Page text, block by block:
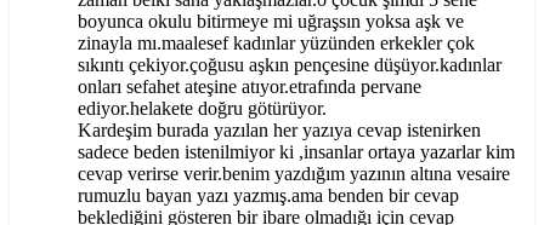
boyunca okulu bitirmeye mi uğraşsın yoksa aşk ve
zinayla mı.maalesef kadınlar yüzünden erkekler çok
sıkıntı çekiyor.çoğusu aşkın pençesine düşüyor.kadınlar
onları sefahet ateşine atıyor.etrafında pervane
ediyor.helakete doğru götürüyor.
Kardeşim burada yazılan her yazıya cevap istenirken
sadece beden istenilmiyor ki ,insanlar ortaya yazarlar kim
cevap verirse verir.benim yazdığım yazının altına vesaire
rumuzlu bayan yazı yazmış.ama benden bir cevap
beklediğini gösteren bir ibare olmadığı için cevap